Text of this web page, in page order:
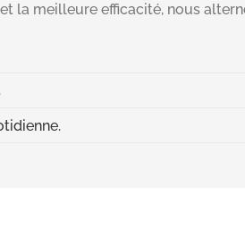
la meilleure efficacité, nous